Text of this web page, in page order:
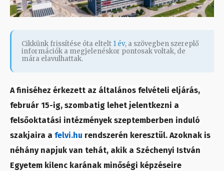
Cikkünk frissítése óta eltelt 1 év, a szövegben szereplő
információk a megjelenéskor pontosak voltak, de
mára elavulhattak.
A finiséhez érkezett az általános felvételi eljárás,
február 15-ig, szombatig lehet jelentkezni a
felsőoktatási intézmények szeptemberben induló
szakjaira a felvi.hu rendszerén keresztül. Azoknak is
néhány napjuk van tehát, akik a Széchenyi István
Egyetem kilenc karának minőségi képzéseire